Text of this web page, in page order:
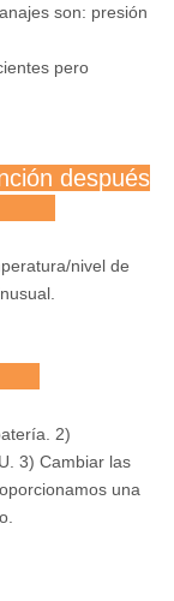
son: presión
pero
después
nivel de
2)
3) Cambiar las
una